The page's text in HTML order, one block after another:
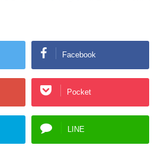
Facebook
Pocket
LINE